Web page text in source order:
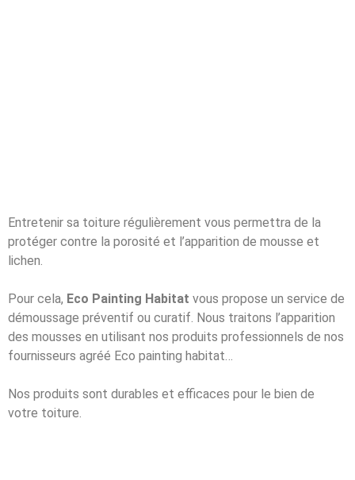
Entretenir sa toiture régulièrement vous permettra de la
protéger contre la porosité et l’apparition de mousse et
lichen.
Pour cela, Eco Painting Habitat vous propose un service de
démoussage préventif ou curatif. Nous traitons l’apparition
des mousses en utilisant nos produits professionnels de nos
fournisseurs agréé Eco painting habitat…
Nos produits sont durables et efficaces pour le bien de
votre toiture.